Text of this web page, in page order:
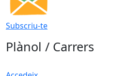
Subscriu-te
Plànol / Carrers